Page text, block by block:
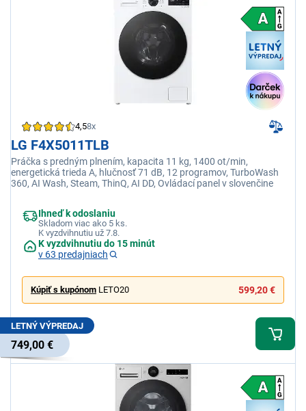
4,58x
LG F4X5011TLB
Práčka s predným plnením, kapacita 11 kg, 1400 ot/min,
energetická trieda A, hlučnosť 71 dB, 12 programov, TurboWash
360, AI Wash, Steam, ThinQ, AI DD, Ovládací panel v slovenčine
Ihneď k odoslaniu
Skladom viac ako 5 ks.
K vyzdvihnutiu už 7.8.
K vyzdvihnutiu do 15 minút
v 63 predajniach
Kúpiť s kupónom LETO20 599,20 €
LETNÝ VÝPREDAJ
749,00 €